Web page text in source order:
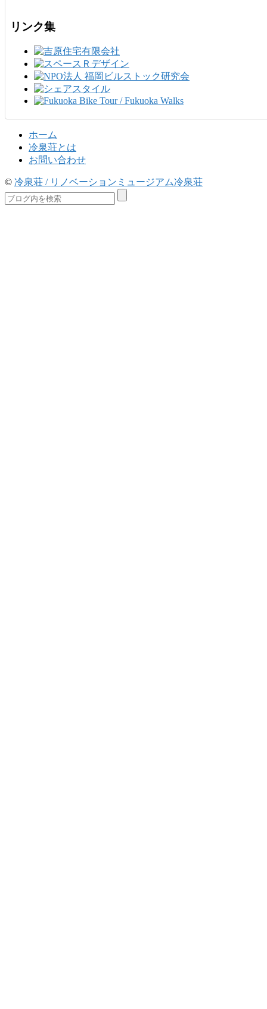
リンク集
ホーム
冷泉荘とは
お問い合わせ
© 冷泉荘 / リノベーションミュージアム冷泉荘